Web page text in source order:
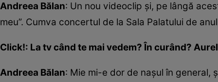
Andreea Bălan: Un nou videoclip și, pe lângă
meu”. Cumva concertul de la Sala Palatului de
Click!: La tv când te mai vedem? În curând?
Andreea Bălan: Mie mi-e dor de nașul în